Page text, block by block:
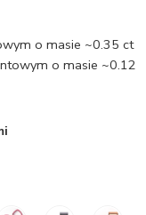
o masie ~0.35 ct
o masie ~0.12